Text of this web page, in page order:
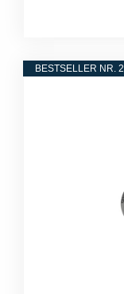
BESTSELLER NR. 2